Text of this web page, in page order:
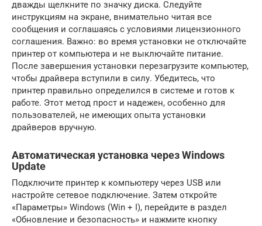
дважды щелкните по значку диска. Следуйте
инструкциям на экране, внимательно читая все
сообщения и соглашаясь с условиями лицензионного
соглашения. Важно: во время установки не отключайте
принтер от компьютера и не выключайте питание.
После завершения установки перезагрузите компьютер,
чтобы драйвера вступили в силу. Убедитесь, что
принтер правильно определился в системе и готов к
работе. Этот метод прост и надежен, особенно для
пользователей, не имеющих опыта установки
драйверов вручную.
Автоматическая установка через Windows
Update
Подключите принтер к компьютеру через USB или
настройте сетевое подключение. Затем откройте
«Параметры» Windows (Win + I), перейдите в раздел
«Обновление и безопасность» и нажмите кнопку